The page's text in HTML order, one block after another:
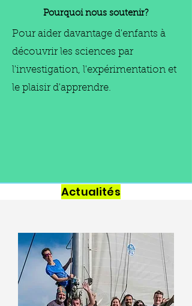
Pourquoi nous soutenir?
Pour aider davantage d'enfants à
découvrir les sciences par
l'investigation, l'expérimentation et
le plaisir d'apprendre.
Actualités